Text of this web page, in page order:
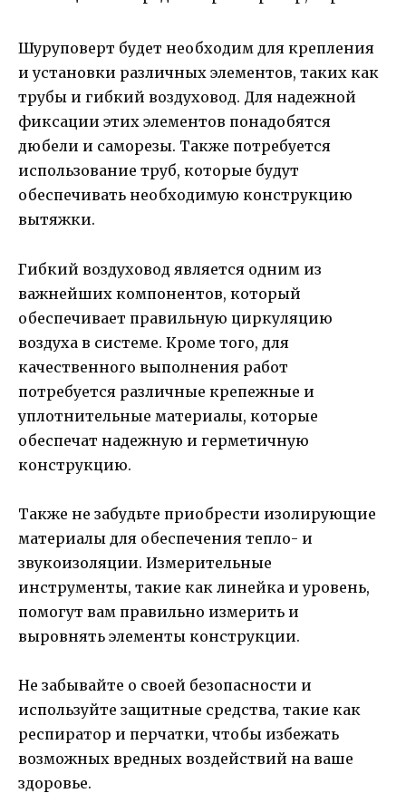
Шуруповерт будет необходим для крепления
и установки различных элементов, таких как
трубы и гибкий воздуховод. Для надежной
фиксации этих элементов понадобятся
дюбели и саморезы. Также потребуется
использование труб, которые будут
обеспечивать необходимую конструкцию
вытяжки.
Гибкий воздуховод является одним из
важнейших компонентов, который
обеспечивает правильную циркуляцию
воздуха в системе. Кроме того, для
качественного выполнения работ
потребуется различные крепежные и
уплотнительные материалы, которые
обеспечат надежную и герметичную
конструкцию.
Также не забудьте приобрести изолирующие
материалы для обеспечения тепло- и
звукоизоляции. Измерительные
инструменты, такие как линейка и уровень,
помогут вам правильно измерить и
выровнять элементы конструкции.
Не забывайте о своей безопасности и
используйте защитные средства, такие как
респиратор и перчатки, чтобы избежать
возможных вредных воздействий на ваше
здоровье.